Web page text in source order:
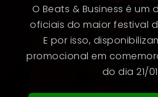
O Beats & Business é um
oficiais do maior festival
E por isso,
promocional em
do dia 21/